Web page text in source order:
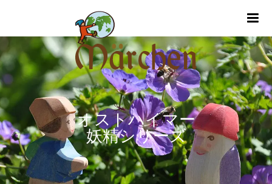
オストハイマー
妖精シリーズ